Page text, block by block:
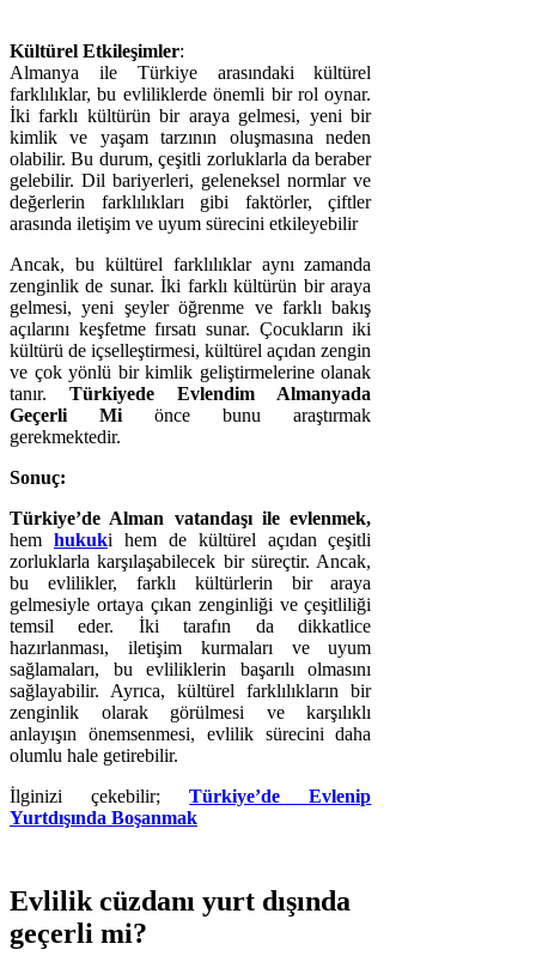
Kültürel Etkileşimler:
Almanya ile Türkiye arasındaki kültürel
farklılıklar, bu evliliklerde önemli bir rol oynar.
İki farklı kültürün bir araya gelmesi, yeni bir
kimlik ve yaşam tarzının oluşmasına neden
olabilir. Bu durum, çeşitli zorluklarla da beraber
gelebilir. Dil bariyerleri, geleneksel normlar ve
değerlerin farklılıkları gibi faktörler, çiftler
arasında iletişim ve uyum sürecini etkileyebilir
Ancak, bu kültürel farklılıklar aynı zamanda
zenginlik de sunar. İki farklı kültürün bir araya
gelmesi, yeni şeyler öğrenme ve farklı bakış
açılarını keşfetme fırsatı sunar. Çocukların iki
kültürü de içselleştirmesi, kültürel açıdan zengin
ve çok yönlü bir kimlik geliştirmelerine olanak
tanır.Türkiyede Evlendim Almanyada
Geçerli Mi önce bunu araştırmak
gerekmektedir.
Sonuç:
Türkiye’de Alman vatandaşı ile evlenmek,
hem hukuki hem de kültürel açıdan çeşitli
zorluklarla karşılaşabilecek bir süreçtir. Ancak,
bu evlilikler, farklı kültürlerin bir araya
gelmesiyle ortaya çıkan zenginliği ve çeşitliliği
temsil eder. İki tarafın da dikkatlice
hazırlanması, iletişim kurmaları ve uyum
sağlamaları, bu evliliklerin başarılı olmasını
sağlayabilir. Ayrıca, kültürel farklılıkların bir
zenginlik olarak görülmesi ve karşılıklı
anlayışın önemsenmesi, evlilik sürecini daha
olumlu hale getirebilir.
İlginizi çekebilir;Türkiye’de Evlenip
Yurtdışında Boşanmak
Evlilik cüzdanı yurt dışında
geçerli mi?